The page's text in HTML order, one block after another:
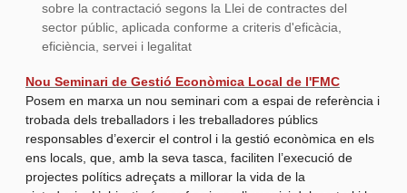
sobre la contractació segons la Llei de contractes del
sector públic, aplicada conforme a criteris d'eficàcia,
eficiència, servei i legalitat
Nou Seminari de Gestió Econòmica Local de l'FMC
Posem en marxa un nou seminari com a espai de referència i
trobada dels treballadors i les treballadores públics
responsables d’exercir el control i la gestió econòmica en els
ens locals, que, amb la seva tasca, faciliten l’execució de
projectes polítics adreçats a millorar la vida de la